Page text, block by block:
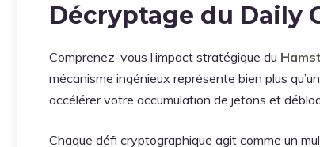
Décryptage du Daily
Comprenez-vous l’impact stratégique du
mécanisme ingénieux représente bien plus
accélérer votre accumulation de jetons et
Chaque défi cryptographique agit comme un